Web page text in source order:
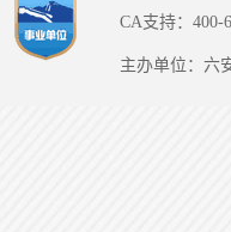
CA支持：400-
主办单位：六